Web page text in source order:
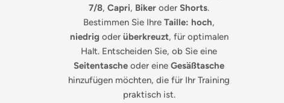
7/8,Capri, Biker oder Shorts.
Bestimmen Sie IhreTaille: hoch,
niedrigoder überkreuzt, für optimalen
Halt. Entscheiden Sie, ob Sie eine
Seitentasche oder eineGesäßtasche
hinzufügen möchten, die für Ihr Training
praktisch ist.